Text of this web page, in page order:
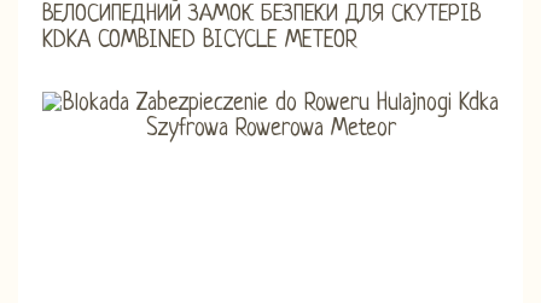
ВЕЛОСИПЕДНИЙ ЗАМОК БЕЗПЕКИ ДЛЯ СКУТЕРІВ
KDKA COMBINED BICYCLE METEOR